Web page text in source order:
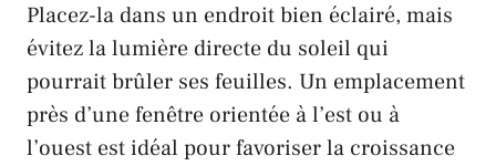
Placez-la dans un endroit bien éclairé, mais
évitez la lumière directe du soleil qui
pourrait brûler ses feuilles. Un emplacement
près d’une fenêtre orientée à l’est ou à
l’ouest est idéal pour favoriser la croissance